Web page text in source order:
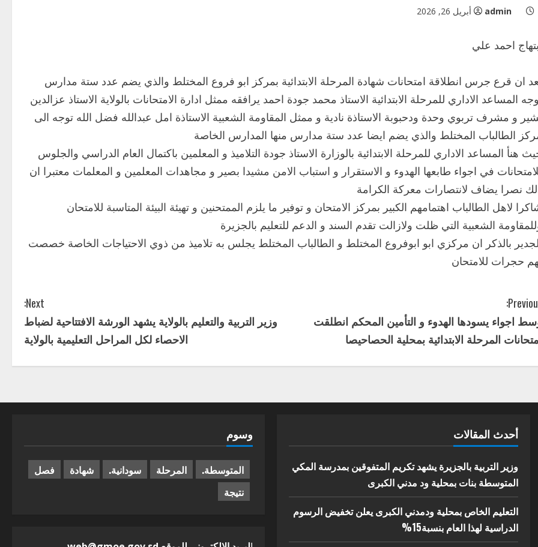
admin أبريل 26, 2026
احمد علي
ان قرع جرس انطلاقة امتحانات شهادة المرحلة الابتدائية بمركز ابو فروع المختلط والذي يضم عدد ستة مدارس
المساعد الاداري للمرحلة الابتدائية الاستاذ محمد جودة احمد يرافقه ممثل ادارة الامتحانات بالولاية الاستاذ عزالدين
و مشرف تربوي وحدة ودحبوبة الاستاذة نادية و ممثل المقاومة الشعبية الاستاذة امل عبدالله فضل الله توجه الى
الطالباب المختلط والذي يضم ايضا عدد ستة مدارس منها المدارس الخاصة
هنأ المساعد الاداري للمرحلة الابتدائية بالوزارة الاستاذ جودة التلاميذ و المعلمين باكتمال العام الدراسي والجلوس
في اجواء طابعها الهدوء و الاستقرار و استباب الامن مشيدا بصير و مجاهدات المعلمين و المعلمات معتبرا ان
نصرا يضاف لانتصارات معركة الكرامة
لاهل الطالباب اهتمامهم الكبير بمركز الامتحان و توفير ما يلزم الممتحنين و تهيئة البيئة المتاسبة للامتحان
الشعبية التي ظلت ولازالت تقدم السند و الدعم للتعليم بالجزيرة
بالذكر ان مركزي ابو ابوفروع المختلط و الطالباب المختلط يجلس به تلاميذ من ذوي الاحتياجات الخاصة خصصت
حجرات للامتحان
اجواء يسودها الهدوء و التأمين المحكم انطلقت
المرحلة الابتدائية بمحلية الحصاحيصا
Next:
وزير التربية والتعليم بالولاية يشهد الورشة الافتتاحية لضباط
الاحصاء لكل المراحل التعليمية بالولاية
أحدث المقالات
وزير التربية بالجزيرة يشهد تكريم المتفوقين بمدرسة المكي
المتوسطة بنات بمحلية ود مدني الكبرى
التعليم الخاص بمحلية ودمدني الكبرى يعلن تخفيض الرسوم
الدراسية لهذا العام بنسبة15%
وسوم
المتوسطة. المرحلة سودانية. شهادة
فصل
نتيجة